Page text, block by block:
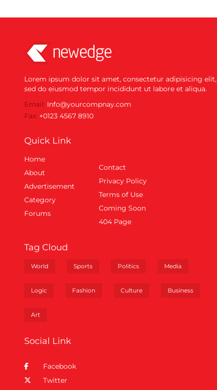
Lorem ipsum dolor sit amet, consectetur adipisicing elit,
sed do eiusmod tempor incididunt ut labore et aliqua.
Email: Info@yourcompnay.com
Fax: +0123 4567 8910
Quick Link
Home
About
Advertisement
Category
Forums
Contact
Privacy Policy
Terms of Use
Coming Soon
404 Page
Tag Cloud
World Sports Politics Media
Logic Fashion Culture Business
Art
Social Link
Facebook
Twitter